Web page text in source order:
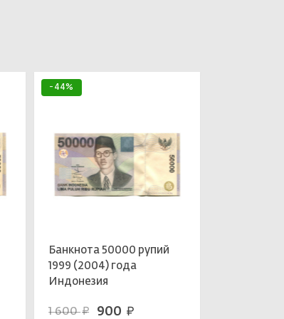
-44%
Банкнота 50000 рупий
1999 (2004) года
Индонезия
1 600руб. 900 руб.